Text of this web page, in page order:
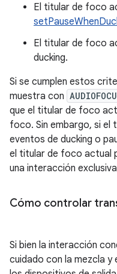
El titular de foco
El titular de foco
ducking.
Si se cumplen estos
muestra con
que el titular de foco
foco. Sin embargo, si
eventos de ducking o
el titular de foco actual
una interacción
Cómo controlar
Si bien la interacción
cuidado con la mezcla y